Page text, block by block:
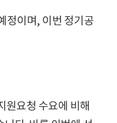
정이며, 이번 정기공
원요청 수요에 비해